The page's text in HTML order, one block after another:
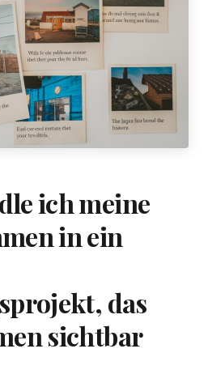
ich meine
in ein
das
sichtbar